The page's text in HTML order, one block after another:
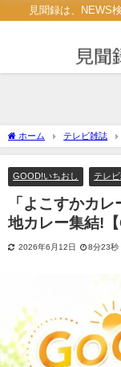
見聞録は、NEWS
ホーム テレビ雑誌
ル」全国からご当地カレー
GOOD!いちおし テレ
「よこすかカ
地カレー集結!
2026年6月12日 8分23秒